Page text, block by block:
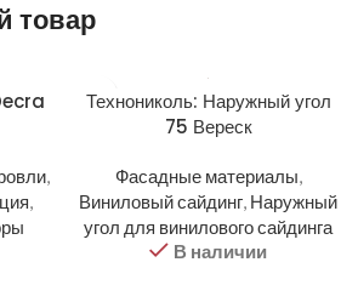
товар
,
,
Технониколь: Наружный угол
75 Вереск
Фасадные материалы,
Виниловый сайдинг, Наружный
угол для винилового сайдинга
В наличии